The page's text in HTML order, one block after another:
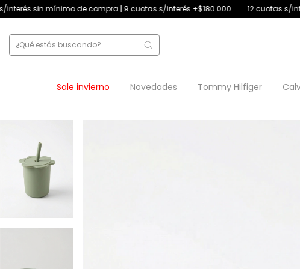
compra | 9 cuotas s/interés +$180.000 12 cuotas s/interés +$250.000 | 4
Sale invierno Novedades Tommy Hilfiger